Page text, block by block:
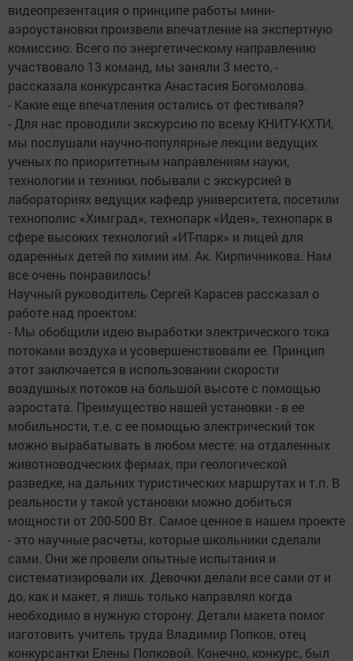
видеопрезентация о принципе работы мини-
аэроустановки произвели впечатление на экспертную
комиссию. Всего по энергетическому направлению
участвовало 13 команд, мы заняли 3 место, -
рассказала конкурсантка Анастасия Богомолова.
- Какие еще впечатления остались от фестиваля?
- Для нас проводили экскурсию по всему КНИТУ-КХТИ,
мы послушали научно-популярные лекции ведущих
ученых по приоритетным направлениям науки,
технологии и техники, побывали с экскурсией в
лабораториях ведущих кафедр университета, посетили
технополис «Химград», технопарк «Идея», технопарк в
сфере высоких технологий «ИТ-парк» и лицей для
одаренных детей по химии им. Ак. Кирпичникова. Нам
все очень понравилось!
Научный руководитель Сергей Карасев рассказал о
работе над проектом:
- Мы обобщили идею выработки электрического тока
потоками воздуха и усовершенствовали ее. Принцип
этот заключается в использовании скорости
воздушных потоков на большой высоте с помощью
аэростата. Преимущество нашей установки - в ее
мобильности, т.е. с ее помощью электрический ток
можно вырабатывать в любом месте: на отдаленных
животноводческих фермах, при геологической
разведке, на дальних туристических маршрутах и т.п. В
реальности у такой установки можно добиться
мощности от 200-500 Вт. Самое ценное в нашем проекте
- это научные расчеты, которые школьники сделали
сами. Они же провели опытные испытания и
систематизировали их. Девочки делали все сами от и
до, как и макет, я лишь только направлял когда
необходимо в нужную сторону. Детали макета помог
изготовить учитель труда Владимир Попков, отец
конкурсантки Елены Попковой. Конечно, конкурс, был